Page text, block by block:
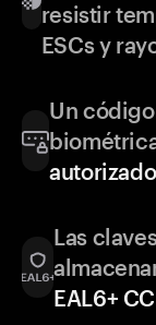
resistir
ESCs y
Un
Las
EAL6+ CC